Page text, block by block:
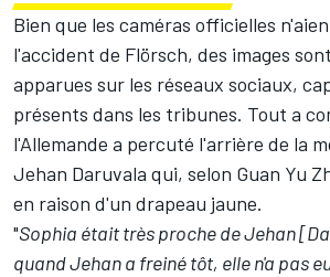
Bien que les caméras officielles
l'accident de Flörsch, des images
apparues sur les réseaux sociaux,
présents dans les tribunes. Tout a
l'Allemande a percuté l'arrière de la
Jehan Daruvala qui, selon Guan Yu
en raison d'un drapeau jaune.
"Sophia était très proche de Jehan
quand Jehan a freiné tôt, elle n'a pas